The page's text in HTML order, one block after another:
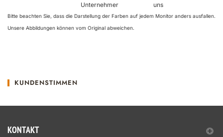
Unternehmer
uns
Bitte beachten Sie, dass die Darstellung der Farben auf jedem Monitor anders ausfallen.
Unsere Abbildungen können vom Original abweichen.
KUNDENSTIMMEN
KONTAKT